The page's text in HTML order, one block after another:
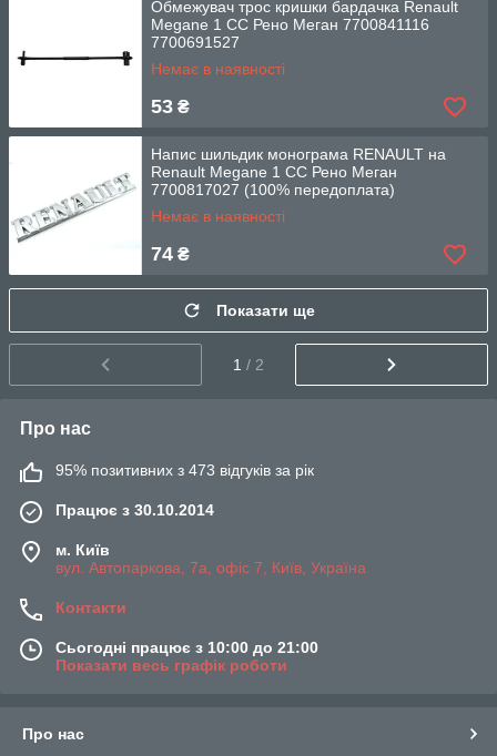
Обмежувач трос кришки бардачка Renault
Megane 1 CC Рено Меган 7700841116
7700691527
Немає в наявності
53 ₴
Напис шильдик монограма RENAULT на
Renault Megane 1 СС Рено Меган
7700817027 (100% передоплата)
Немає в наявності
74 ₴
Показати ще
1 / 2
Про нас
95% позитивних з 473 відгуків за рік
Працює з 30.10.2014
м. Київ
вул. Автопаркова, 7а, офіс 7, Київ, Україна
Контакти
Сьогодні працює з 10:00 до 21:00
Показати весь графік роботи
Про нас